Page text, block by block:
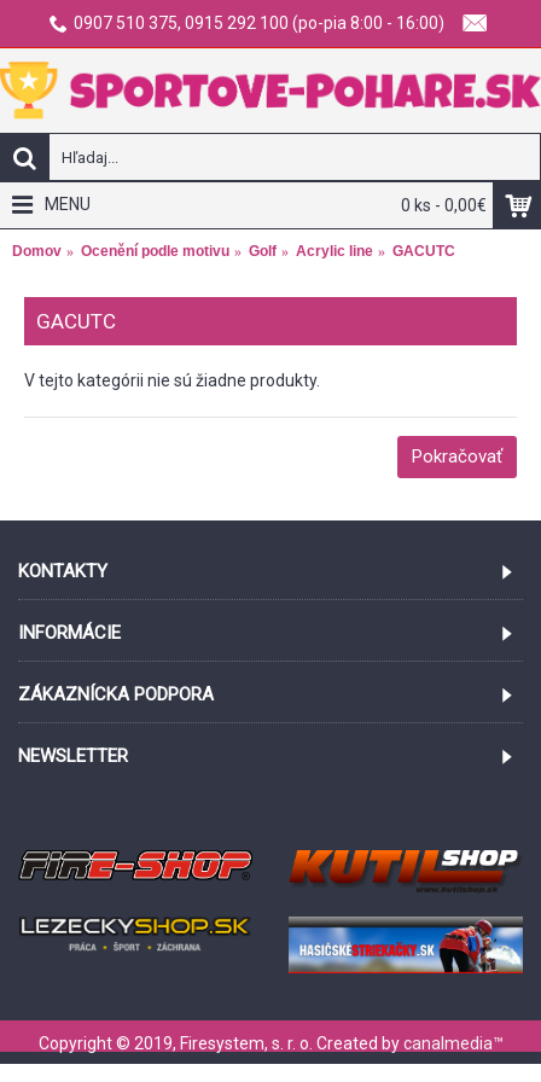
0907 510 375, 0915 292 100 (po-pia 8:00 - 16:00)
0 ks - 0,00€
MENU
Domov Ocenění podle motivu Golf Acrylic line GACUTC
GACUTC
V tejto kategórii nie sú žiadne produkty.
Pokračovať
KONTAKTY
INFORMÁCIE
ZÁKAZNÍCKA PODPORA
NEWSLETTER
Copyright © 2019, Firesystem, s. r. o. Created bycanalmedia™